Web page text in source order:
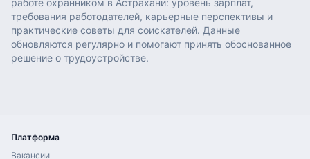
работе охранником в Астрахани: уровень зарплат,
требования работодателей, карьерные перспективы и
практические советы для соискателей. Данные
обновляются регулярно и помогают принять обоснованное
решение о трудоустройстве.
Платформа
Вакансии